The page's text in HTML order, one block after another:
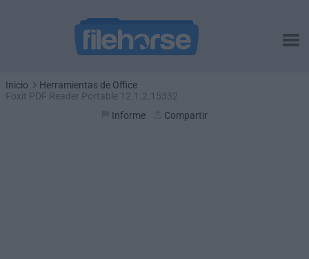
Inicio
Herramientas de Office
Foxit PDF Reader Portable 12.1.2.15332
Informe
Compartir